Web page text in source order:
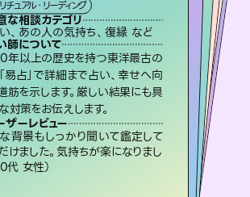
チュアル・リーディング
な相談カテゴリ
、あの人の気持ち、復縁 など
師について
年以上の歴史を持つ東洋最古の
易占」で詳細まで占い、幸せへ向
筋を示します。厳しい結果にも具
対策をお伝えします。
ザーレビュー
背景もしっかり聞いて鑑定して
けました。気持ちが楽になりまし
代 女性）
ルーン
得意な相談カテゴリ
恋愛総合、片想い、二人の未来 など
占い師について
復縁、恋愛、不倫の行方、同性愛や片
思い、仕事関係や借金問題まで知りた
いことや心の負担になっていることを
紐解き、背中をそっと押して導きます。
ユーザーレビュー
安心感のあり、言い切ってくれる所や濁
さない鑑定のおかげで、毎回自分の気
持ちを整えられます（30代 男性）
スピリチュアル・リーディング
得意な相談カテゴリ
片想い、二人の未来、年の差 など
占い師について
連絡再開、復縁、成就などの報告実績
多数。セラピストとして2万超の施術経
験があるからこそできる鑑定で、より良
い未来をサポートします。
ユーザーレビュー
とても心温まる鑑定でした。しかもこち
らは何も言っていないのに視えていらっ
しゃるんだなと驚きです（30代女性）
スピリチュアル・リーディング
得意な相談カテゴリ
片想い、あの人の気持ち、復縁 など
占い師について
恋愛のお悩みの中でも特に「曖昧な関係」の相談を得意としており、友達以上恋人未満なお相手との今後や本音を丁寧に読み解き恋愛成就へと導きます。
ユーザーレビュー
鑑定していただいてアドバイス通りに行
動すると仲が復活してきました。ありが
とうございました（40代 女性）
オラクルカード
得意な相談カテゴリ
恋愛総合、あの人の気持ち など
占い師について
霊視×オラクルカードを使って「今」と
「未来」そして「気になるあの人の気持
ち」まで丁寧に読み解き、恋や人生のヒ
ントを優しく引き出します。
ユーザーレビュー
不安な気持ちが嘘みたいに晴れまし
た…！よく視えていらっしゃるんだなと
感じました（40代 女性）
霊視・オーラ 心理学
スピリチュアル・リーディング
得意な相談カテゴリ
出逢い、片想い、復縁 など
占い師について
未来には何パターンもの選択肢があり
ます。不安で視えにくくなっているあな
たの素敵な未来を見つけ、その未来を
選択できるようアドバイスします。
ユーザーレビュー
職場の人の性質や人間関係、本心など
本当によく視えていてびっくり。対策が
打てて前向きになれます（40代）